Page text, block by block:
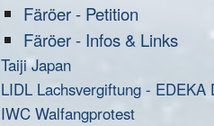
Färöer - Petition
Färöer - Infos & Links
Taiji Japan
LIDL Lachsvergiftung - EDEKA
IWC Walfangprotest